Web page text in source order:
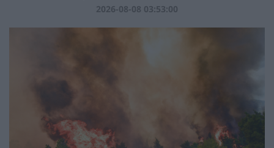
2026-08-08 03:53:00